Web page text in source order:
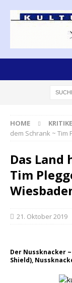
HOME
dem Schrank ~ Tim
Das Land
Tim
21. Oktober 2019
Der Nussknacker
Shield),